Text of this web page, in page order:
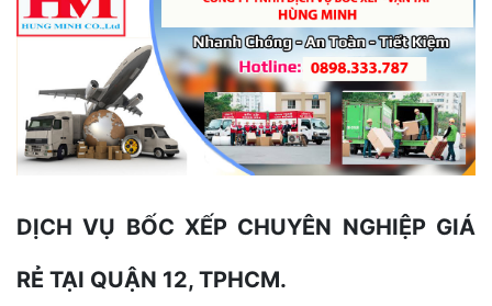
DỊCH VỤ BỐC XẾP CHUYÊN NGHIỆP GIÁ
RẺ TẠI QUẬN 12, TPHCM.